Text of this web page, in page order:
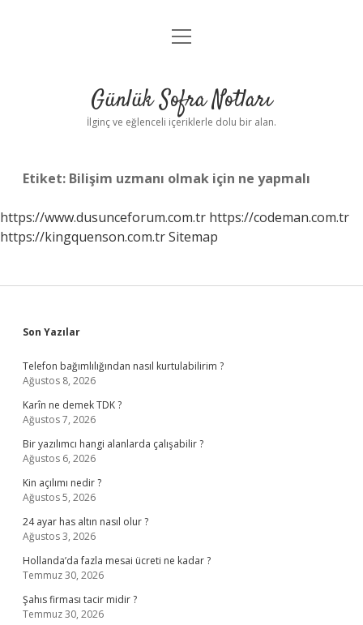
Anasayfa
Yasal Uyarı
menüyü
Günlük Sofra Notları
İlginç ve eğlenceli içeriklerle dolu bir alan.
Etiket: Bilişim uzmanı olmak için ne yapmalı
https://www.dusunceforum.com.tr https://codeman.com.tr
https://kingquenson.com.trSitemap
Sidebar
Son Yazılar
Telefon bağımlılığından nasıl kurtulabilirim ?
Ağustos 8, 2026
Karîn ne demek TDK ?
Ağustos 7, 2026
Bir yazılımcı hangi alanlarda çalışabilir ?
Ağustos 6, 2026
Kin açılımı nedir ?
Ağustos 5, 2026
24 ayar has altın nasıl olur ?
Ağustos 3, 2026
Hollanda’da fazla mesai ücreti ne kadar ?
Temmuz 30, 2026
Şahıs firması tacir midir ?
Temmuz 30, 2026